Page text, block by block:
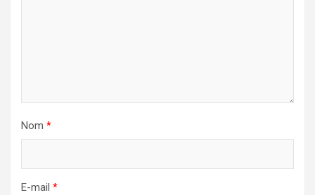
Nom *
E-mail *